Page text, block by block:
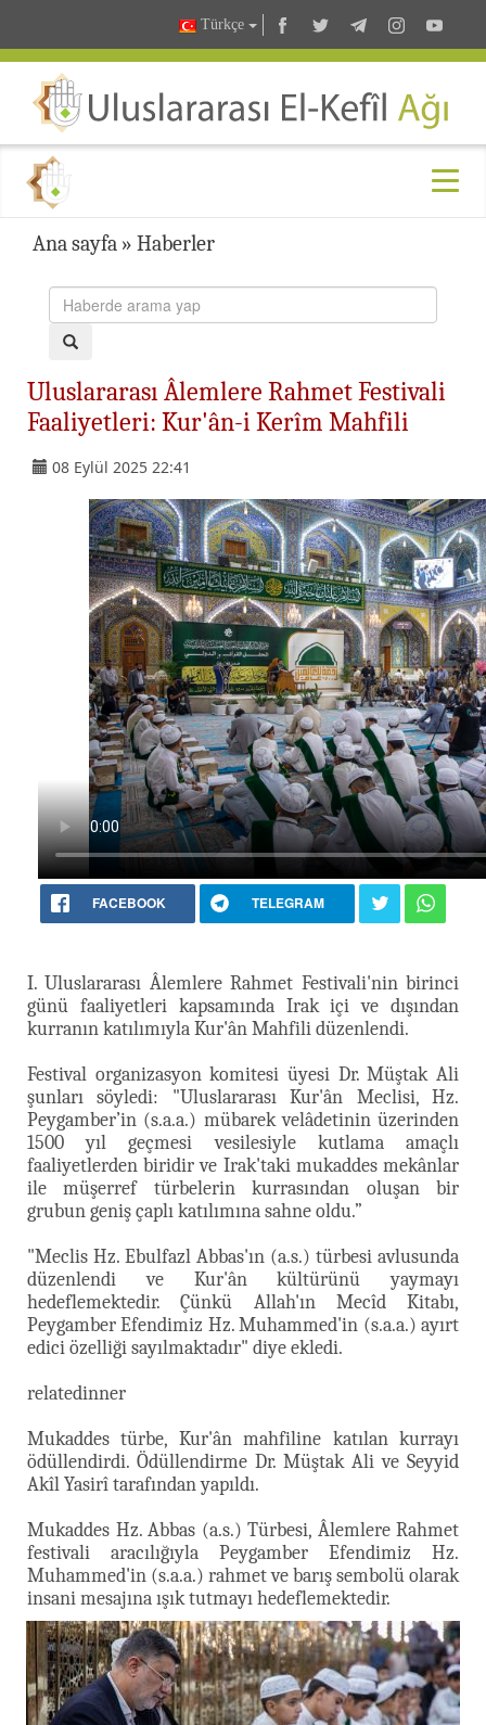
Türkçe
Ana sayfa » Haberler
Uluslararası Âlemlere Rahmet Festivali
Faaliyetleri: Kur'ân-i Kerîm Mahfili
08 Eylül 2025 22:41
FACEBOOK TELEGRAM
I. Uluslararası Âlemlere Rahmet Festivali'nin birinci
günü faaliyetleri kapsamında Irak içi ve dışından
kurranın katılımıyla Kur'ân Mahfili düzenlendi.
Festival organizasyon komitesi üyesi Dr. Müştak Ali
şunları söyledi: "Uluslararası Kur'ân Meclisi, Hz.
Peygamber’in (s.a.a.) mübarek velâdetinin üzerinden
1500 yıl geçmesi vesilesiyle kutlama amaçlı
faaliyetlerden biridir ve Irak'taki mukaddes mekânlar
ile müşerref türbelerin kurrasından oluşan bir
grubun geniş çaplı katılımına sahne oldu.”
"Meclis Hz. Ebulfazl Abbas'ın (a.s.) türbesi avlusunda
düzenlendi ve Kur'ân kültürünü yaymayı
hedeflemektedir. Çünkü Allah'ın Mecîd Kitabı,
Peygamber Efendimiz Hz. Muhammed'in (s.a.a.) ayırt
edici özelliği sayılmaktadır" diye ekledi.
relatedinner
Mukaddes türbe, Kur'ân mahfiline katılan kurrayı
ödüllendirdi. Ödüllendirme Dr. Müştak Ali ve Seyyid
Akîl Yasirî tarafından yapıldı.
Mukaddes Hz. Abbas (a.s.) Türbesi, Âlemlere Rahmet
festivali aracılığıyla Peygamber Efendimiz Hz.
Muhammed'in (s.a.a.) rahmet ve barış sembolü olarak
insani mesajına ışık tutmayı hedeflemektedir.